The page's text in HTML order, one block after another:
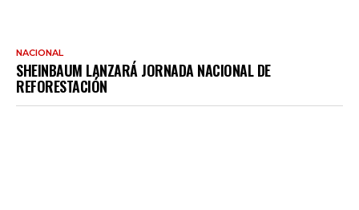
NACIONAL
SHEINBAUM LANZARÁ JORNADA NACIONAL DE
REFORESTACIÓN